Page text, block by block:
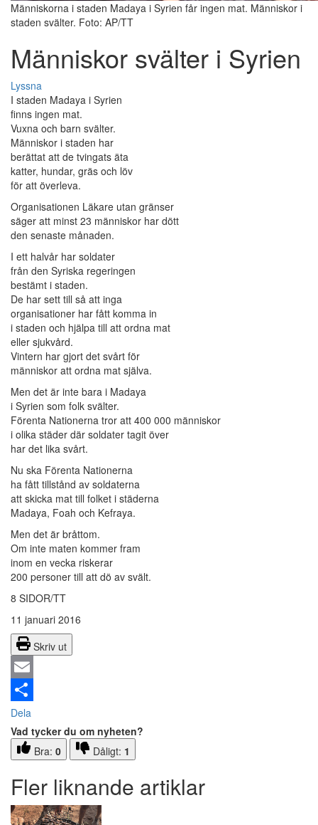
Människorna i staden Madaya i Syrien får ingen mat. Människor i
staden svälter. Foto: AP/TT
Människor svälter i Syrien
Lyssna
I staden Madaya i Syrien
finns ingen mat.
Vuxna och barn svälter.
Människor i staden har
berättat att de tvingats äta
katter, hundar, gräs och löv
för att överleva.
Organisationen Läkare utan gränser
säger att minst 23 människor har dött
den senaste månaden.
I ett halvår har soldater
från den Syriska regeringen
bestämt i staden.
De har sett till så att inga
organisationer har fått komma in
i staden och hjälpa till att ordna mat
eller sjukvård.
Vintern har gjort det svårt för
människor att ordna mat själva.
Men det är inte bara i Madaya
i Syrien som folk svälter.
Förenta Nationerna tror att 400 000 människor
i olika städer där soldater tagit över
har det lika svårt.
Nu ska Förenta Nationerna
ha fått tillstånd av soldaterna
att skicka mat till folket i städerna
Madaya, Foah och Kefraya.
Men det är bråttom.
Om inte maten kommer fram
inom en vecka riskerar
200 personer till att dö av svält.
8 SIDOR/TT
11 januari 2016
Skriv ut
Email
Dela
Vad tycker du om nyheten?
Bra: 0 Dåligt: 1
Fler liknande artiklar